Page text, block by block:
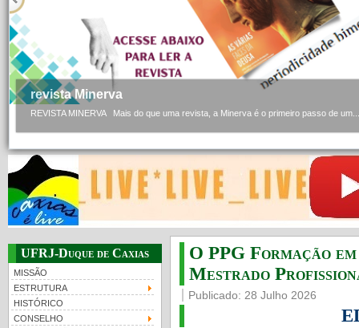
revista Minerva
REVISTA MINERVA Mais do que uma revista, a Minerva é o primeiro passo de um...
UFRJ-Duque de Caxias
MISSÃO
ESTRUTURA
HISTÓRICO
CONSELHO
O PPG Formação
Mestrado
Publicado: 28 Julho 2026